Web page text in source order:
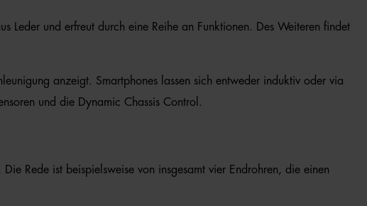
Leder und erfreut durch eine Reihe an Funktionen. Des Weiteren findet
anzeigt. Smartphones lassen sich entweder induktiv oder via
und die Dynamic Chassis Control.
Rede ist beispielsweise von insgesamt vier Endrohren, die einen